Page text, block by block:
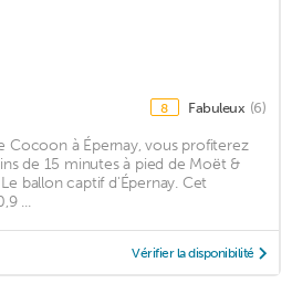
8 Fabuleux (6)
Cocoon à Épernay, vous profiterez
de 15 minutes à pied de Moët &
ballon captif d'Épernay. Cet
...
Vérifier la disponibilité